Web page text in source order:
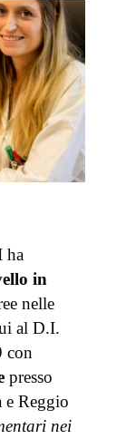
ha
in
nelle
al D.I.
con
presso
e Reggio
nei